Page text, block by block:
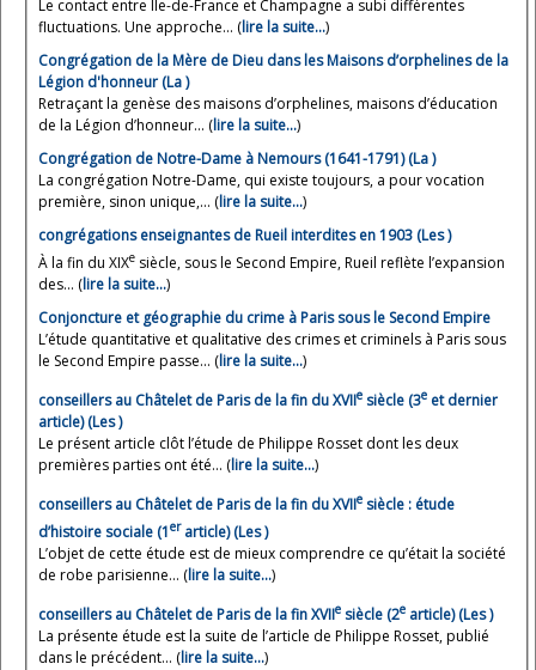
Le contact entre Île-de-France et Champagne a subi différentes
fluctuations. Une approche... (lire la suite…)
Congrégation de la Mère de Dieu dans les Maisons d’orphelines de la
Légion d'honneur (La )
Retraçant la genèse des maisons d’orphelines, maisons d’éducation
de la Légion d’honneur... (lire la suite…)
Congrégation de Notre-Dame à Nemours (1641-1791) (La )
La congrégation Notre-Dame, qui existe toujours, a pour vocation
première, sinon unique,... (lire la suite…)
congrégations enseignantes de Rueil interdites en 1903 (Les )
À la fin du XIXe siècle, sous le Second Empire, Rueil reflète l’expansion
des... (lire la suite…)
Conjoncture et géographie du crime à Paris sous le Second Empire
L’étude quantitative et qualitative des crimes et criminels à Paris sous
le Second Empire passe... (lire la suite…)
conseillers au Châtelet de Paris de la fin du XVIIe siècle (3e et dernier
article) (Les )
Le présent article clôt l’étude de Philippe Rosset dont les deux
premières parties ont été... (lire la suite…)
conseillers au Châtelet de Paris de la fin du XVIIe siècle : étude
d’histoire sociale (1erarticle) (Les )
L’objet de cette étude est de mieux comprendre ce qu’était la société
de robe parisienne... (lire la suite…)
conseillers au Châtelet de Paris de la fin XVIIe siècle (2e article) (Les )
La présente étude est la suite de l’article de Philippe Rosset, publié
dans le précédent... (lire la suite…)